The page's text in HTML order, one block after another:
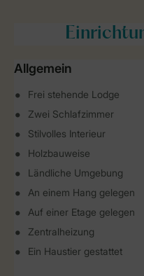
Allgemein
Frei stehende Lodge
Zwei Schlafzimmer
Stilvolles Interieur
Holzbauweise
Ländliche Umgebung
An einem Hang gelegen
Auf einer Etage gelegen
Zentralheizung
Ein Haustier gestattet